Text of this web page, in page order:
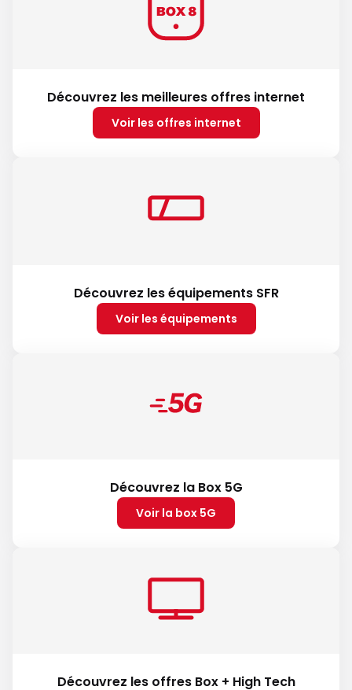
Découvrez les meilleures offres internet
Voir les offres internet
Découvrez les équipements SFR
Voir les équipements
Découvrez la Box 5G
Voir la box 5G
Découvrez les offres Box + High Tech